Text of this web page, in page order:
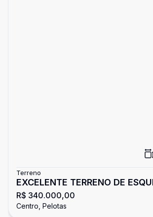
Terreno
EXCELENTE TERRENO DE
COLINA DO SOL
R$ 340.000,00
Centro, Pelotas